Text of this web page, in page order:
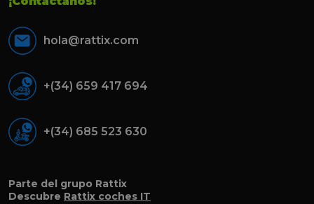
hola@rattix.com
+(34) 659 417 694
+(34) 685 523 630
Parte del grupo Rattix
Descubre Rattix coches IT